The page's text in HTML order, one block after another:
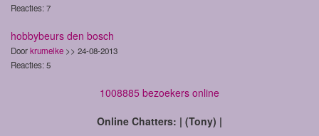
Reacties: 7
hobbybeurs den bosch
Doorkrumelke >> 24-08-2013
Reacties: 5
1008885 bezoekers online
Online Chatters: | (Tony) |